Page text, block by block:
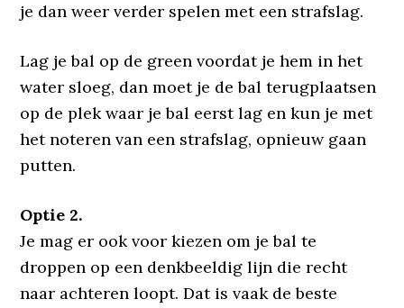
je dan weer verder spelen met een strafslag.
Lag je bal op de green voordat je hem in het
water sloeg, dan moet je de bal terugplaatsen
op de plek waar je bal eerst lag en kun je met
het noteren van een strafslag, opnieuw gaan
putten.
Optie 2.
Je mag er ook voor kiezen om je bal te
droppen op een denkbeeldig lijn die recht
naar achteren loopt. Dat is vaak de beste